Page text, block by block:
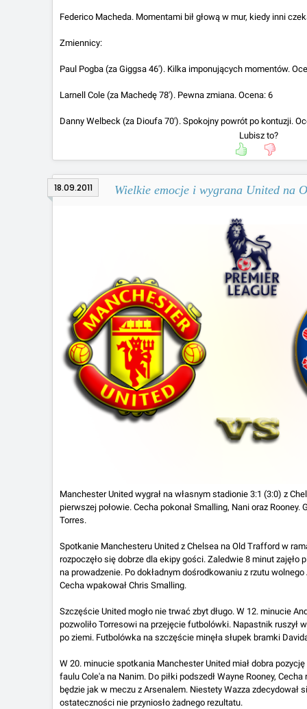
Federico Macheda. Momentami bił głową w mur, kiedy inni
Zmiennicy:
Paul Pogba (za Giggsa 46'). Kilka imponujących momentów.
Larnell Cole (za Machedę 78'). Pewna zmiana. Ocena: 6
Danny Welbeck (za Dioufa 70'). Spokojny powrót po kontuzji.
Lubisz to?
18.09.2011 Wielkie emocje i wygrana United na
Manchester United wygrał na własnym stadionie 3:1 (3:0) z
pierwszej połowie. Cecha pokonał Smalling, Nani oraz Rooney.
Torres.
Spotkanie Manchesteru United z Chelsea na Old Trafford w
rozpoczęło się dobrze dla ekipy gości. Zaledwie 8 minut zajęło
na prowadzenie. Po dokładnym dośrodkowaniu z rzutu
Cecha wpakował Chris Smalling.
Szczęście United mogło nie trwać zbyt długo. W 12. minucie
pozwoliło Torresowi na przejęcie futbolówki. Napastnik ruszył
po ziemi. Futbolówka na szczęście minęła słupek bramki
W 20. minucie spotkania Manchester United miał dobra
faulu Cole'a na Nanim. Do piłki podszedł Wayne Rooney,
będzie jak w meczu z Arsenalem. Niestety Wazza zdecydował
ostateczności nie przyniosło żadnego rezultatu.